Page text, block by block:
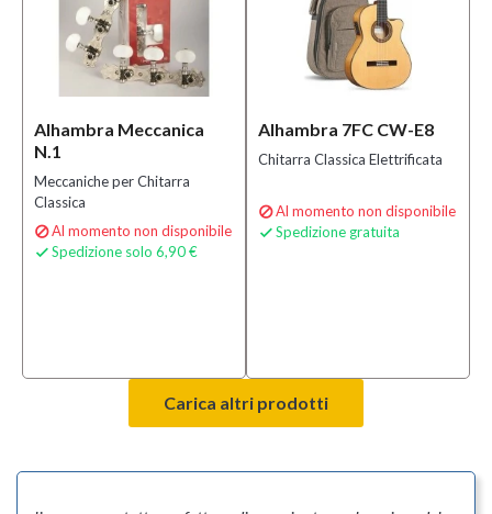
Alhambra Meccanica
N.1
Meccaniche per Chitarra
Classica
Al momento non disponibile
 Spedizione solo 6,90 €
Alhambra 7FC CW-E8
Chitarra Classica Elettrificata
Al momento non disponibile
 Spedizione gratuita
Carica altri prodotti